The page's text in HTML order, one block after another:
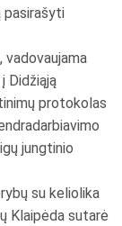
pasirašyti
vadovaujama
Didžiąją
protokolas
jungtinio
su keliolika
Klaipėda sutarė